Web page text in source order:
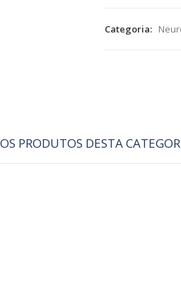
Categoria:
PRODUTOS DESTA